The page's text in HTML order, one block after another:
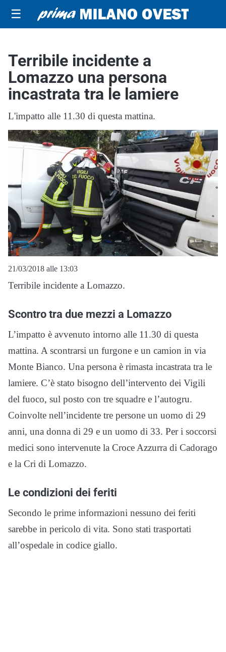
☰
Terribile incidente a
Lomazzo una persona
incastrata tra le lamiere
L'impatto alle 11.30 di questa mattina.
21/03/2018 alle 13:03
Terribile incidente a Lomazzo.
Scontro tra due mezzi a Lomazzo
L’impatto è avvenuto intorno alle 11.30 di questa
mattina. A scontrarsi un furgone e un camion in via
Monte Bianco. Una persona è rimasta incastrata tra le
lamiere. C’è stato bisogno dell’intervento dei Vigili
del fuoco, sul posto con tre squadre e l’autogru.
Coinvolte nell’incidente tre persone un uomo di 29
anni, una donna di 29 e un uomo di 33. Per i soccorsi
medici sono intervenute la Croce Azzurra di Cadorago
e la Cri di Lomazzo.
Le condizioni dei feriti
Secondo le prime informazioni nessuno dei feriti
sarebbe in pericolo di vita. Sono stati trasportati
all’ospedale in codice giallo.